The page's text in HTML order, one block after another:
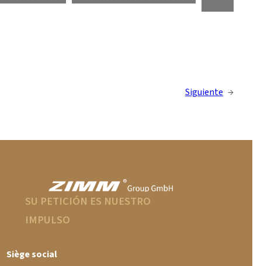
Siguiente →
SU PETICIÓN ES NUESTRO
IMPULSO
Siège social